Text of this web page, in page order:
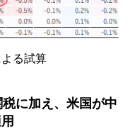
よる試算
に加え、米国が中